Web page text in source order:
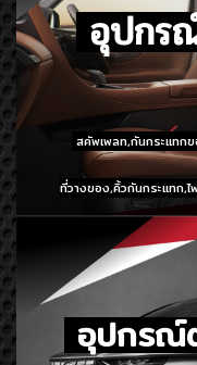
อุปกร
สคัพเพลท,กันกระแทก
ที่วางของ,คิ้วกันกระแทก,ไ
อุปกรณ์